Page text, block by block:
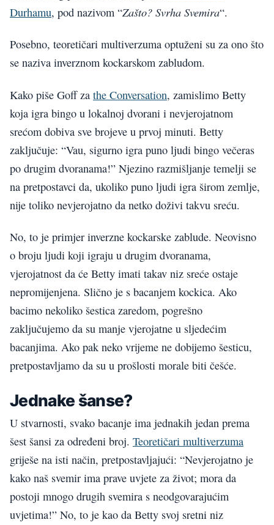
Durhamu, pod nazivom “Zašto? Svrha Svemira“.
Posebno, teoretičari multiverzuma optuženi su za ono što
se naziva inverznom kockarskom zabludom.
Kako piše Goff za the Conversation, zamislimo Betty
koja igra bingo u lokalnoj dvorani i nevjerojatnom
srećom dobiva sve brojeve u prvoj minuti. Betty
zaključuje: “Vau, sigurno igra puno ljudi bingo večeras
po drugim dvoranama!” Njezino razmišljanje temelji se
na pretpostavci da, ukoliko puno ljudi igra širom zemlje,
nije toliko nevjerojatno da netko doživi takvu sreću.
No, to je primjer inverzne kockarske zablude. Neovisno
o broju ljudi koji igraju u drugim dvoranama,
vjerojatnost da će Betty imati takav niz sreće ostaje
nepromijenjena. Slično je s bacanjem kockica. Ako
bacimo nekoliko šestica zaredom, pogrešno
zaključujemo da su manje vjerojatne u sljedećim
bacanjima. Ako pak neko vrijeme ne dobijemo šesticu,
pretpostavljamo da su u prošlosti morale biti češće.
Jednake šanse?
U stvarnosti, svako bacanje ima jednakih jedan prema
šest šansi za određeni broj. Teoretičari multiverzuma
griješe na isti način, pretpostavljajući: “Nevjerojatno je
kako naš svemir ima prave uvjete za život; mora da
postoji mnogo drugih svemira s neodgovarajućim
uvjetima!” No, to je kao da Betty svoj sretni niz